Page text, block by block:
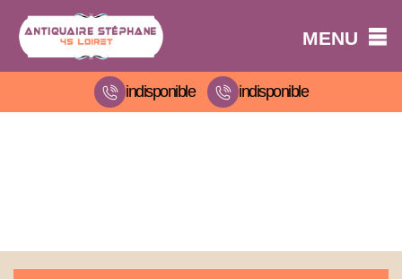
MENU
indisponible indisponible